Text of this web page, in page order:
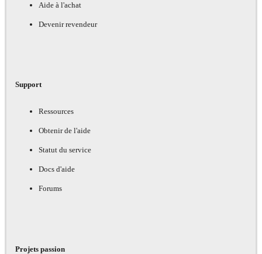
Aide à l'achat
Devenir revendeur
Support
Ressources
Obtenir de l'aide
Statut du service
Docs d'aide
Forums
Projets passion